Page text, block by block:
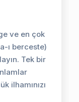
ve en çok
ı berceste)
Tek bir
ilhamınızı